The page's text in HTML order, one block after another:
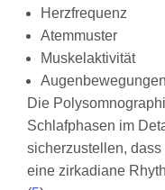
Herzfrequenz
Atemmuster
Muskelaktivität
Augenbewegungen
Die
Schlafphasen im
sicherzustellen,
eine zirkadiane